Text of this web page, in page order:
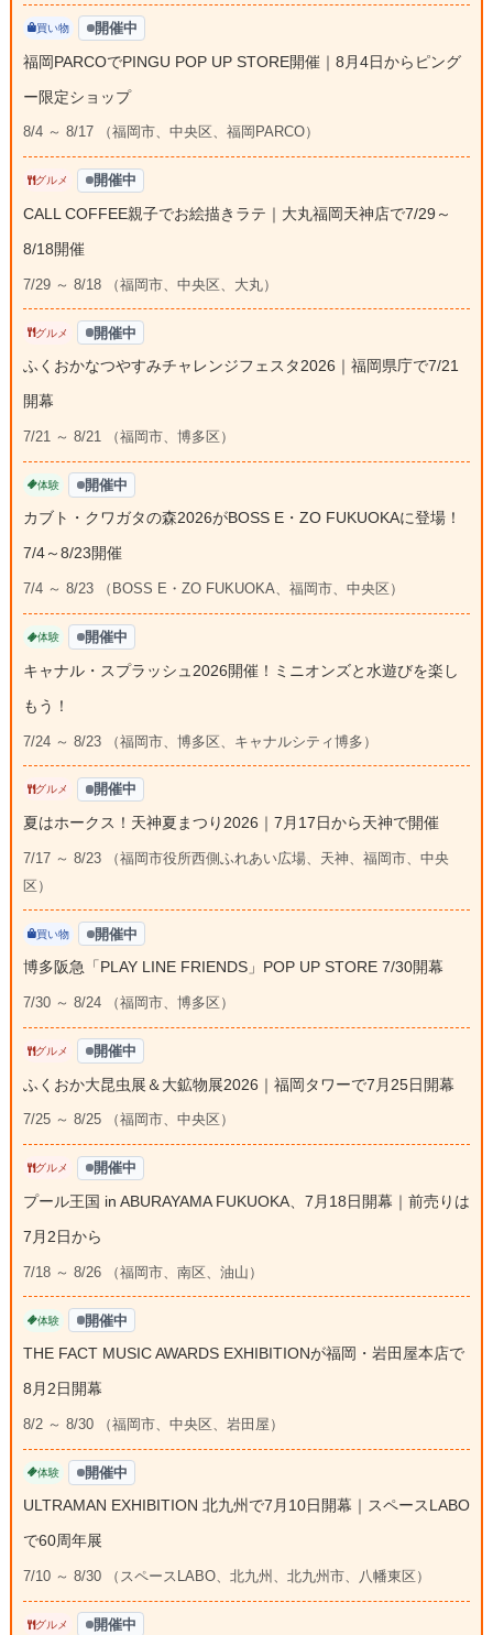
買い物 開催中
福岡PARCOでPINGU POP UP STORE開催｜8月4日からピング
ー限定ショップ
8/4 ～ 8/17 （福岡市、中央区、福岡PARCO）
グルメ 開催中
CALL COFFEE親子でお絵描きラテ｜大丸福岡天神店で7/29～
8/18開催
7/29 ～ 8/18 （福岡市、中央区、大丸）
グルメ 開催中
ふくおかなつやすみチャレンジフェスタ2026｜福岡県庁で7/21
開幕
7/21 ～ 8/21 （福岡市、博多区）
体験 開催中
カブト・クワガタの森2026がBOSS E・ZO FUKUOKAに登場！
7/4～8/23開催
7/4 ～ 8/23 （BOSS E・ZO FUKUOKA、福岡市、中央区）
体験 開催中
キャナル・スプラッシュ2026開催！ミニオンズと水遊びを楽し
もう！
7/24 ～ 8/23 （福岡市、博多区、キャナルシティ博多）
グルメ 開催中
夏はホークス！天神夏まつり2026｜7月17日から天神で開催
7/17 ～ 8/23 （福岡市役所西側ふれあい広場、天神、福岡市、中央
区）
買い物 開催中
博多阪急「PLAY LINE FRIENDS」POP UP STORE 7/30開幕
7/30 ～ 8/24 （福岡市、博多区）
グルメ 開催中
ふくおか大昆虫展＆大鉱物展2026｜福岡タワーで7月25日開幕
7/25 ～ 8/25 （福岡市、中央区）
グルメ 開催中
プール王国 in ABURAYAMA FUKUOKA、7月18日開幕｜前売りは
7月2日から
7/18 ～ 8/26 （福岡市、南区、油山）
体験 開催中
THE FACT MUSIC AWARDS EXHIBITIONが福岡・岩田屋本店で
8月2日開幕
8/2 ～ 8/30 （福岡市、中央区、岩田屋）
体験 開催中
ULTRAMAN EXHIBITION 北九州で7月10日開幕｜スペースLABO
で60周年展
7/10 ～ 8/30 （スペースLABO、北九州、北九州市、八幡東区）
グルメ 開催中